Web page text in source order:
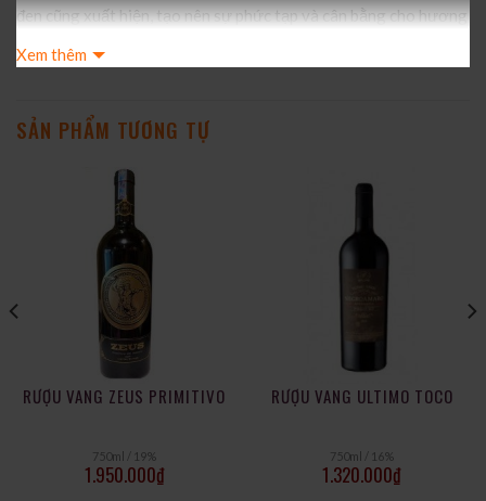
đen cũng xuất hiện, tạo nên sự phức tạp và cân bằng cho hương
Cấu trúc:Selezione Luigi Guarini Primitivo di Manduria có cấu
này tạo nên một cảm giác êm dịu và mềm mại trong miệng, đồng
thời giữ cho hương vị của rượu vang tỏa sáng và kéo dài.
Để đạt được sự phát triển tối đa của hương vị và
cấu trúc, Selezione Luigi Guarini Primitivo di Manduria được ủ
trong thùng gỗ sồi trong khoảng thời gian từ 12 đến 24 tháng
Selezione Luigi Guarini Primitivo di Manduria là một sự lựa
chọn xuất sắc cho những người yêu thích rượu vang Ý với hương
vị đậm đà và phong phú. Sự kết hợp giữa giống nho Primitivo đặc
trưng và quá trình ủ cẩn thận tạo nên một sản phẩm đẳng cấp và
tinh tế. Hãy thưởng thức Selezione Luigi Guarini Primitivo di
Manduria trong những dịp đặc biệt hoặc khi muốn tận hưởng
những khoảnh khắc thư giãn độc đáo cùng gia đình và bạn bè.
Xem thêm
SẢN PHẨM TƯƠNG TỰ
RƯỢU VANG ZEUS PRIMITIVO
750ml / 19%
1.950.000₫
RƯỢU VANG ULTIMO TOCO
750ml / 16%
1.320.000₫